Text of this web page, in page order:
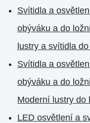
Svítidla a
obýváku a do
lustry a svítidla
Svítidla a
obýváku a do
Moderní lustry do
LED osvětlení a